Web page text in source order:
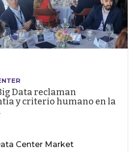
Data reclaman
y criterio humano en la
Center Market